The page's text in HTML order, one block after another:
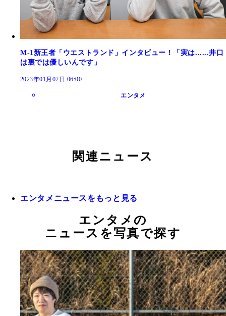
M-1新王者「ウエストランド」インタビュー！「実は......井口
は裏では優しいんです」
2023年01月07日 06:00
エンタメ
関連ニュース
エンタメニュースをもっと見る
エンタメの
ニュースを写真で探す